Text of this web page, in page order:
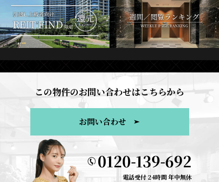
この物件のお問い合わせはこちらから
お問い合わせ
0120-139-692
電話受付 24時間 年中無休